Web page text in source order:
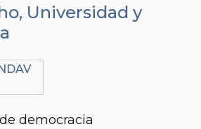
Universidad y
democracia